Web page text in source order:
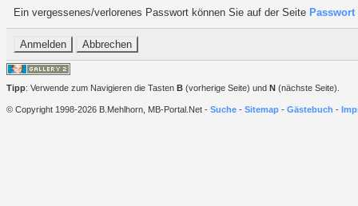
Ein vergessenes/verlorenes Passwort können Sie auf der Seite
Tipp: Verwende zum Navigieren die Tasten B (vorherige Seite) und N (nächste Seite).
© Copyright 1998-2026 B.Mehlhorn, MB-Portal.Net - Suche - Sitemap - Gästebuch -